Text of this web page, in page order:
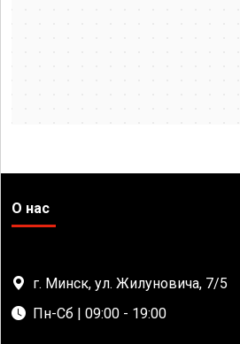
О нас
г. Минск, ул. Жилуновича, 7/5
Пн-Сб | 09:00 - 19:00